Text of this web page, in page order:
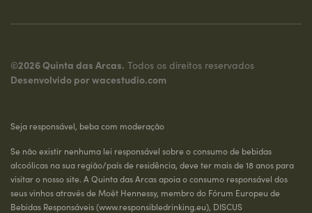
©2026 Quinta das Arcas. Todos os direitos reservados
Desenvolvido porwacestudio.com
Seja responsável, beba com moderação
Se não existir nenhuma lei responsável sobre o consumo de bebidas
alcoólicas na sua região/país de residência, deve ter mais de 18 anos para
visitar o nosso site. A Quinta das Arcas apoia o consumo responsável dos
seus vinhos através de Moët Hennessy, membro do Fórum Europeu de
Bebidas Responsáveis (www.responsibledrinking.eu), DISCUS